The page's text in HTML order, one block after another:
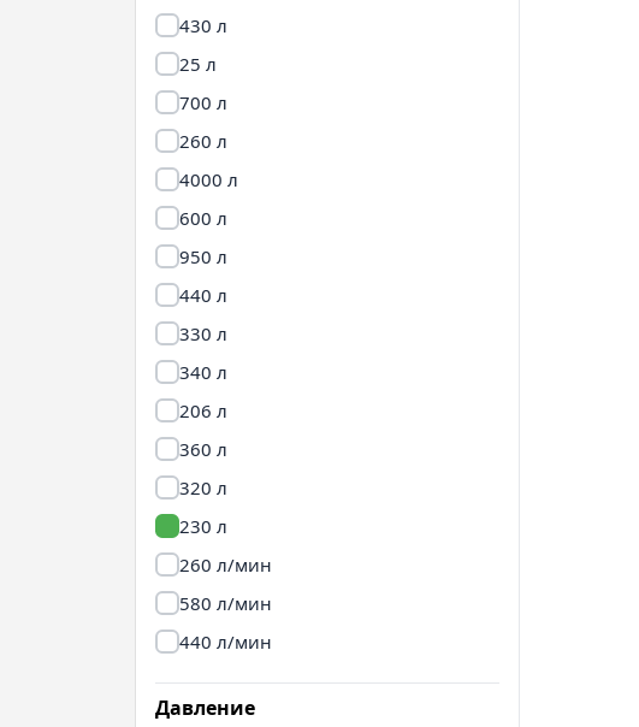
430 л
25 л
700 л
260 л
4000 л
600 л
950 л
440 л
330 л
340 л
206 л
360 л
320 л
230 л
260 л/мин
580 л/мин
440 л/мин
Давление